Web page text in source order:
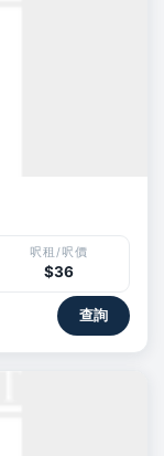
呎租/呎價
$36
查詢